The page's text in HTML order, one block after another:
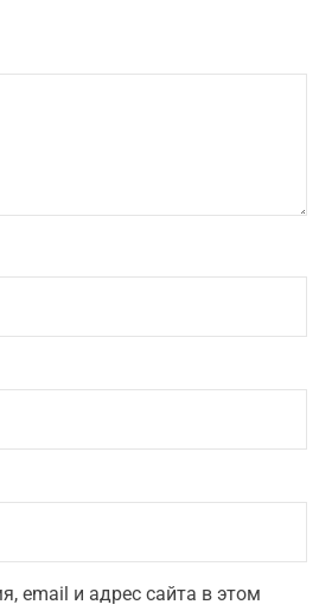
email и адрес сайта в этом